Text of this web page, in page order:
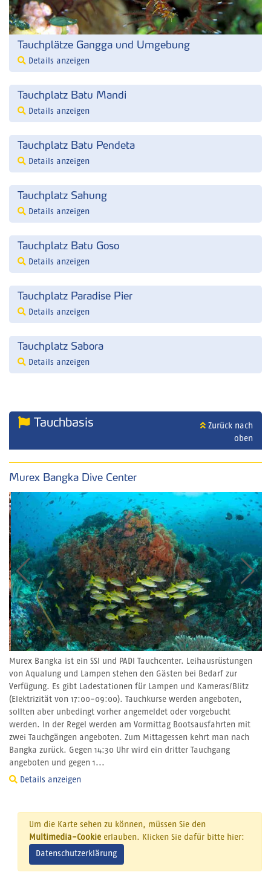
Tauchplätze Gangga und Umgebung
Details anzeigen
Tauchplatz Batu Mandi
Details anzeigen
Tauchplatz Batu Pendeta
Details anzeigen
Tauchplatz Sahung
Details anzeigen
Tauchplatz Batu Goso
Details anzeigen
Tauchplatz Paradise Pier
Details anzeigen
Tauchplatz Sabora
Details anzeigen
Tauchbasis
Zurück nach
oben
Murex Bangka Dive Center
Murex Bangka ist ein SSI und PADI Tauchcenter. Leihausrüstungen
von Aqualung und Lampen stehen den Gästen bei Bedarf zur
Verfügung. Es gibt Ladestationen für Lampen und Kameras/Blitz
(Elektrizität von 17:00-09:00). Tauchkurse werden angeboten,
sollten aber unbedingt vorher angemeldet oder vorgebucht
werden. In der Regel werden am Vormittag Bootsausfahrten mit
zwei Tauchgängen angeboten. Zum Mittagessen kehrt man nach
Bangka zurück. Gegen 14:30 Uhr wird ein dritter Tauchgang
angeboten und gegen 1...
Details anzeigen
Um die Karte sehen zu können, müssen Sie den
Multimedia-Cookieerlauben. Klicken Sie dafür bitte hier:
Datenschutzerklärung